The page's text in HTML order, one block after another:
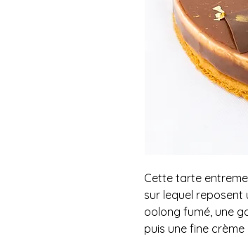
Cette tarte
sur lequel
oolong fumé, une
puis une fine